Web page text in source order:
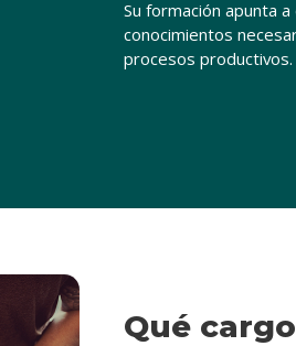
Su formación apunta
conocimientos
procesos productivos.
Qué